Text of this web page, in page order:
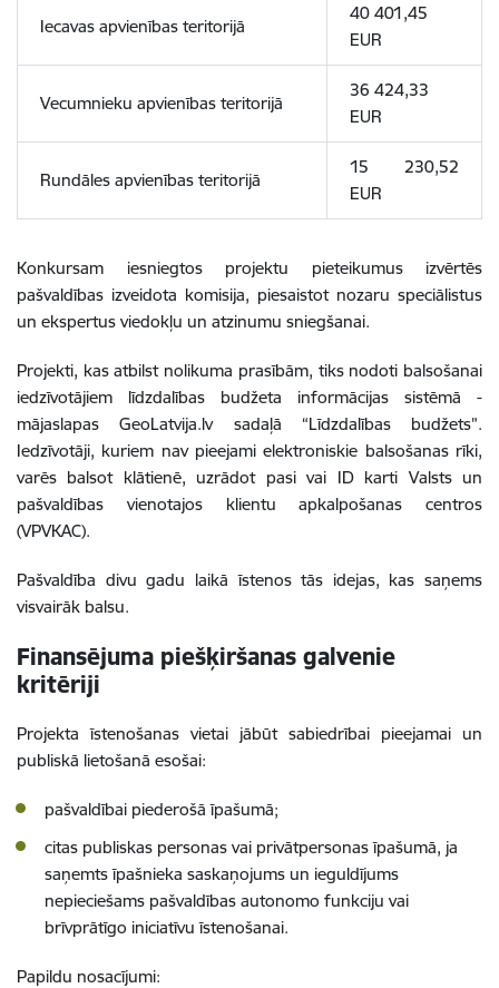
Iecavas apvienības teritorijā
40 401,45
EUR
Vecumnieku apvienības teritorijā
36 424,33
EUR
Rundāles apvienības teritorijā
15 230,52
EUR
Konkursam iesniegtos projektu pieteikumus izvērtēs
pašvaldības izveidota komisija, piesaistot nozaru speciālistus
un ekspertus viedokļu un atzinumu sniegšanai.
Projekti, kas atbilst nolikuma prasībām, tiks nodoti balsošanai
iedzīvotājiem līdzdalības budžeta informācijas sistēmā -
mājaslapas GeoLatvija.lv sadaļā “Līdzdalības budžets”.
Iedzīvotāji, kuriem nav pieejami elektroniskie balsošanas rīki,
varēs balsot klātienē, uzrādot pasi vai ID karti Valsts un
pašvaldības vienotajos klientu apkalpošanas centros
(VPVKAC).
Pašvaldība divu gadu laikā īstenos tās idejas, kas saņems
visvairāk balsu.
Finansējuma piešķiršanas galvenie
kritēriji
Projekta īstenošanas vietai jābūt sabiedrībai pieejamai un
publiskā lietošanā esošai:
pašvaldībai piederošā īpašumā;
citas publiskas personas vai privātpersonas īpašumā, ja
saņemts īpašnieka saskaņojums un ieguldījums
nepieciešams pašvaldības autonomo funkciju vai
brīvprātīgo iniciatīvu īstenošanai.
Papildu nosacījumi: